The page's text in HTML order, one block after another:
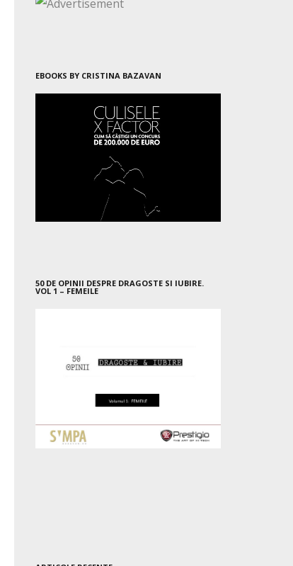
EBOOKS BY CRISTINA BAZAVAN
50 DE OPINII DESPRE DRAGOSTE SI IUBIRE.
VOL 1 – FEMEILE